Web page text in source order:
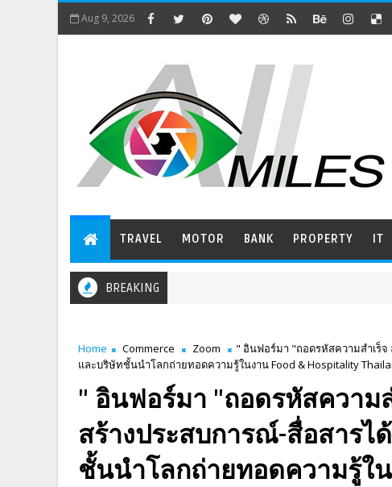
Aug 9, 2026
TRAVEL MOTOR BANK PROPERTY IT
BREAKING
Home Commerce Zoom
" อินฟอร์มา "ถอดรหัสความสำเร็
และบริษัทชั้นนำโลกถ่ายทอดความรู้ในงาน Food & Hospitality
" อินฟอร์มา "ถอดรหัสความ
สร้างประสบการณ์-สื่อสารไ
ชั้นนำโลกถ่ายทอดความรู้ใ